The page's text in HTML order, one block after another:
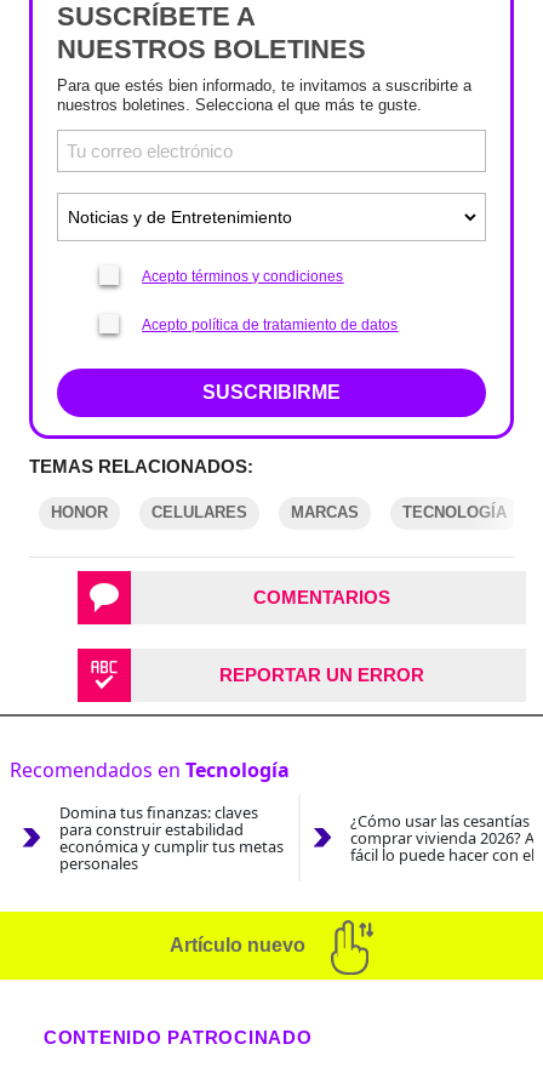
SUSCRÍBETE A
NUESTROS BOLETINES
Para que estés bien informado, te invitamos a suscribirte a
nuestros boletines. Selecciona el que más te guste.
Acepto términos y condiciones
Acepto política de tratamiento de datos
SUSCRIBIRME
TEMAS RELACIONADOS:
HONOR CELULARES MARCAS TECNOLOGÍA
COMENTARIOS
REPORTAR UN ERROR
Recomendados en Tecnología
Domina tus finanzas: claves
para construir estabilidad
económica y cumplir tus metas
personales
¿Cómo usar las cesantías
comprar vivienda 2026?
fácil lo puede hacer con el
Artículo nuevo
CONTENIDO PATROCINADO